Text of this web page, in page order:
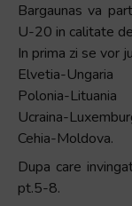
This
shortcut
activates
the
screen
reader
help
Bargaunas va
U-20 in calitate
In prima zi se vor
Elvetia-Ungaria
Polonia-Lituania
Ucraina-
Cehia-Moldova.
Dupa care
pt.5-8.